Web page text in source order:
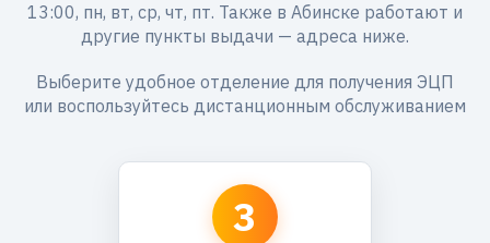
13:00, пн, вт, ср, чт, пт. Также в Абинске работают и
другие пункты выдачи — адреса ниже.
Выберите удобное отделение для получения ЭЦП
или воспользуйтесь дистанционным обслуживанием
3